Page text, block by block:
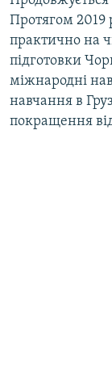
Протягом 2019
практично на
підготовки
міжнародні
навчання в
покращення